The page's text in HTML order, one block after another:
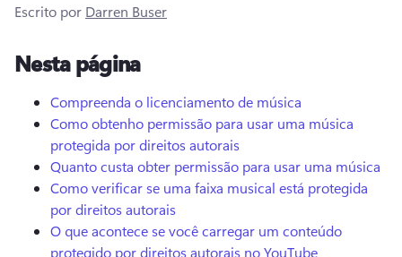
Experimentar gratuitamente
Escrito por Darren Buser
Nesta página
Compreenda o licenciamento de música
Como obtenho permissão para usar uma música
protegida por direitos autorais
Quanto custa obter permissão para usar uma música
Como verificar se uma faixa musical está protegida
por direitos autorais
O que acontece se você carregar um conteúdo
protegido por direitos autorais no YouTube